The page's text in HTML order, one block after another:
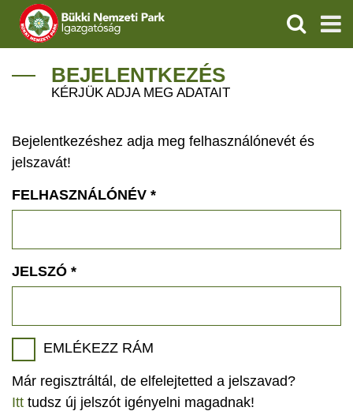
IGAZGATÓSÁG
VÍZVÉDELEM
ÖKOTURIZMUS
GEOPARKOK
KERESÉS
BEJELENTKEZÉS
KÉRJÜK ADJA MEG ADATAIT
Bejelentkezéshez adja meg felhasználónevét és
jelszavát!
FELHASZNÁLÓNÉV *
JELSZÓ *
EMLÉKEZZ RÁM
Már regisztráltál, de elfelejtetted a jelszavad?
Itt tudsz új jelszót igényelni magadnak!